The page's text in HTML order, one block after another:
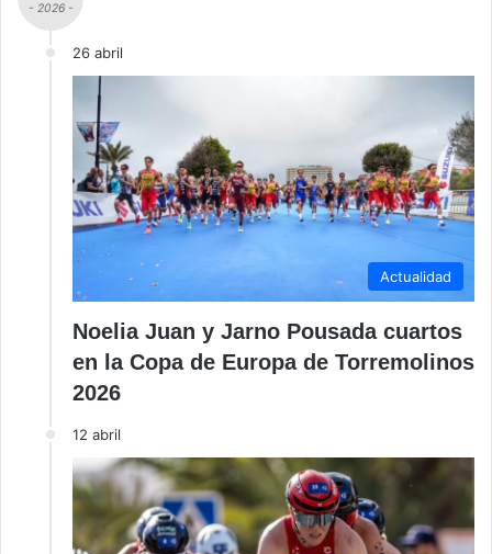
- 2026 -
26 abril
Actualidad
Noelia Juan y Jarno Pousada cuartos
en la Copa de Europa de Torremolinos
2026
12 abril